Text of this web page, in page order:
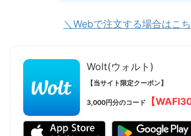
＼Webで注文する場合はこ
Wolt(ウォルト)
【当サイト限定クーポン】
3,000円分のコード 【WAFI30